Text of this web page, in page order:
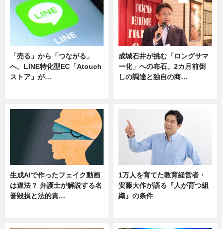
「売る」から「つながる」
へ。LINE特化型EC「Atouch
ストア」が…
成城石井が挑む「ロングサマ
ー化」への布石。2カ月前倒
しの調達と独自の商…
生成AIで作ったフェイク動画
は違法？ 弁護士が解説する名
誉毀損と法的責…
1万人を育てた教育経営者・
安藤大作が語る『人が育つ組
織』の条件